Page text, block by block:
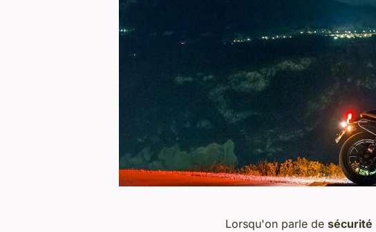
Lorsqu'on parle de sécurité